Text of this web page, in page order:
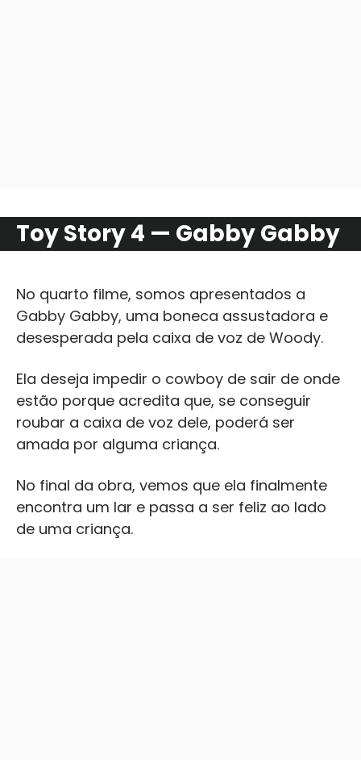
Toy Story 4 — Gabby Gabby
No quarto filme, somos apresentados a
Gabby Gabby, uma boneca assustadora e
desesperada pela caixa de voz de Woody.
Ela deseja impedir o cowboy de sair de onde
estão porque acredita que, se conseguir
roubar a caixa de voz dele, poderá ser
amada por alguma criança.
No final da obra, vemos que ela finalmente
encontra um lar e passa a ser feliz ao lado
de uma criança.